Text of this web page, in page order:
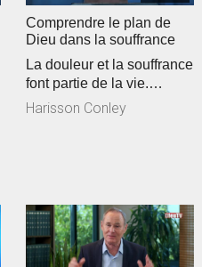
Comprendre le plan de
Dieu dans la souffrance
La douleur et la souffrance
font partie de la vie.
Quoique perçues comme
Harisson Conley